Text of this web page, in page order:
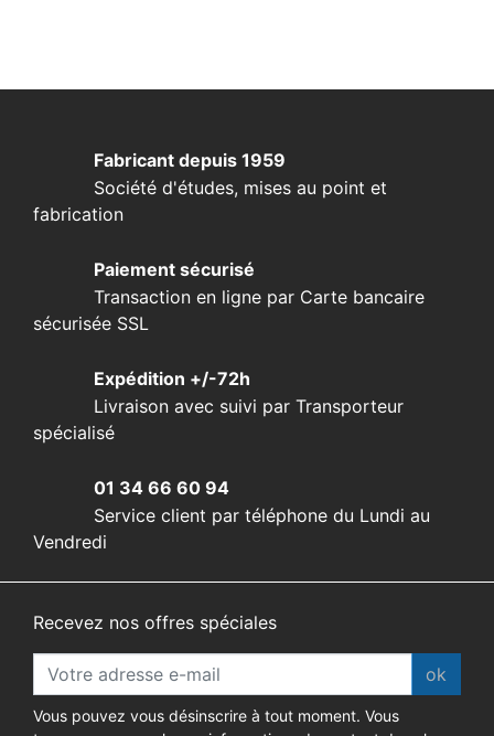
Fabricant depuis 1959
Société d'études, mises au point et
fabrication
Paiement sécurisé
Transaction en ligne par Carte bancaire
sécurisée SSL
Expédition +/-72h
Livraison avec suivi par Transporteur
spécialisé
01 34 66 60 94
Service client par téléphone du Lundi au
Vendredi
Recevez nos offres spéciales
ok
Vous pouvez vous désinscrire à tout moment. Vous